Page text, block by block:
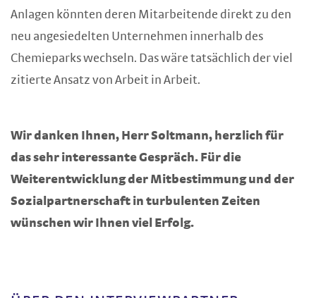
Anlagen könnten deren Mitarbeitende direkt zu den
neu angesiedelten Unternehmen innerhalb des
Chemieparks wechseln. Das wäre tatsächlich der viel
zitierte Ansatz von Arbeit in Arbeit.
Wir danken Ihnen, Herr Soltmann, herzlich für
das sehr interessante Gespräch. Für die
Weiterentwicklung der Mitbestimmung und der
Sozialpartnerschaft in turbulenten Zeiten
wünschen wir Ihnen viel Erfolg.